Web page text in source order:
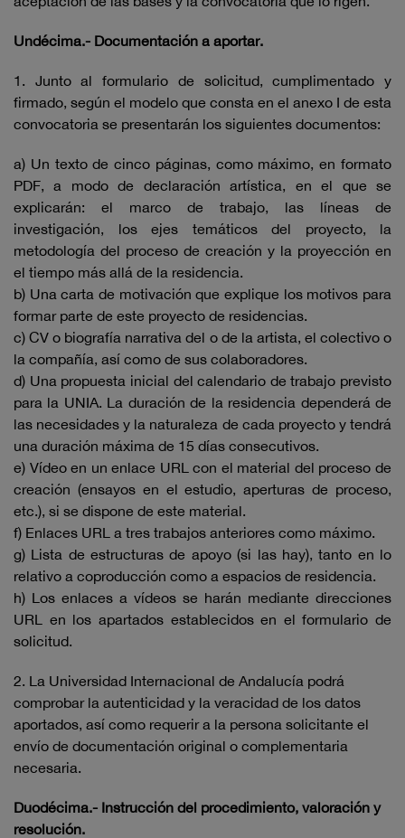
Undécima.- Documentación a aportar.
1. Junto al formulario de solicitud, cumplimentado y
firmado, según el modelo que consta en el anexo I de esta
convocatoria se presentarán los siguientes documentos:
a) Un texto de cinco páginas, como máximo, en formato
PDF, a modo de declaración artística, en el que se
explicarán: el marco de trabajo, las líneas de
investigación, los ejes temáticos del proyecto, la
metodología del proceso de creación y la proyección en
el tiempo más allá de la residencia.
b) Una carta de motivación que explique los motivos para
formar parte de este proyecto de residencias.
c) CV o biografía narrativa del o de la artista, el colectivo o
la compañía, así como de sus colaboradores.
d) Una propuesta inicial del calendario de trabajo previsto
para la UNIA. La duración de la residencia dependerá de
las necesidades y la naturaleza de cada proyecto y tendrá
una duración máxima de 15 días consecutivos.
e) Vídeo en un enlace URL con el material del proceso de
creación (ensayos en el estudio, aperturas de proceso,
etc.), si se dispone de este material.
f) Enlaces URL a tres trabajos anteriores como máximo.
g) Lista de estructuras de apoyo (si las hay), tanto en lo
relativo a coproducción como a espacios de residencia.
h) Los enlaces a vídeos se harán mediante direcciones
URL en los apartados establecidos en el formulario de
solicitud.
2. La Universidad Internacional de Andalucía podrá
comprobar la autenticidad y la veracidad de los datos
aportados, así como requerir a la persona solicitante el
envío de documentación original o complementaria
necesaria.
Duodécima.- Instrucción del procedimiento, valoración y
resolución.